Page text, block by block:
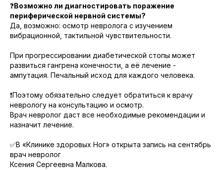
❓Возможно ли диагностировать поражение
периферической нервной системы?
Да, возможно: осмотр невролога с изучением
вибрационной, тактильной чувствительности.
При прогрессировании диабетической стопы может
развиться гангрена конечности, а её лечение -
ампутация. Печальный исход для каждого человека.
❗️Поэтому обязательно следует обратиться к врачу
неврологу на консультацию и осмотр.
Врач невролог даст все необходимые рекомендации и
назначит лечение.
✅В «Клинике здоровых Ног» открыта запись на сентябрь
врач невролог
Ксения Сергеевна Малкова.